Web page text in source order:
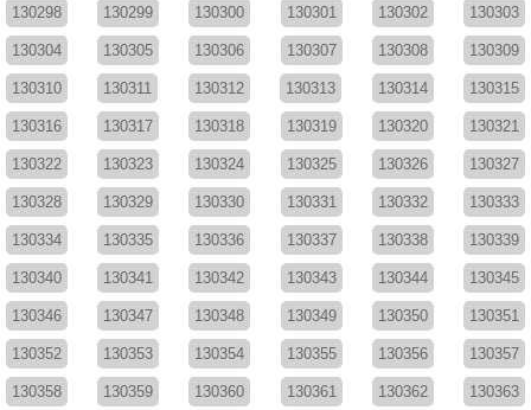
130298 130299 130300 130301 130302 130303
130304 130305 130306 130307 130308 130309
130310 130311 130312 130313 130314 130315
130316 130317 130318 130319 130320 130321
130322 130323 130324 130325 130326 130327
130328 130329 130330 130331 130332 130333
130334 130335 130336 130337 130338 130339
130340 130341 130342 130343 130344 130345
130346 130347 130348 130349 130350 130351
130352 130353 130354 130355 130356 130357
130358 130359 130360 130361 130362 130363